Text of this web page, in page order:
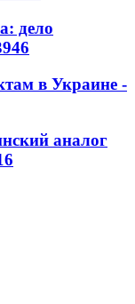
дело
в Украине -
аналог